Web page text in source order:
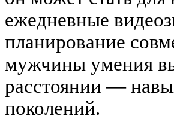
ежедневные
планирование
мужчины умения
расстоянии —
поколений.